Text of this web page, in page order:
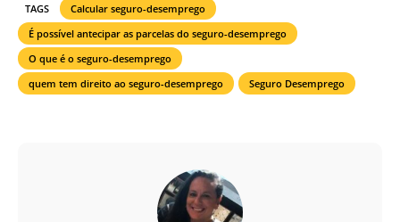
TAGS
Calcular seguro-desemprego
É possível antecipar as parcelas do seguro-desemprego
O que é o seguro-desemprego
quem tem direito ao seguro-desemprego
Seguro Desemprego